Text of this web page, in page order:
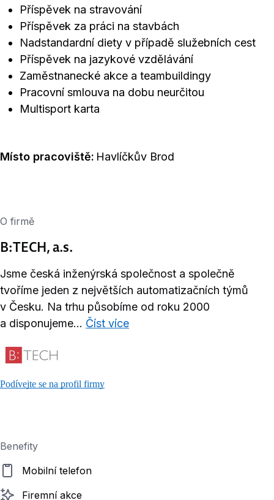
Příspěvek na stravování
Příspěvek za práci na stavbách
Nadstandardní diety v případě služebních cest
Příspěvek na jazykové vzdělávání
Zaměstnanecké akce a teambuildingy
Pracovní smlouva na dobu neurčitou
Multisport karta
Místo pracoviště: Havlíčkův Brod
O firmě
B:TECH, a.s.
Jsme česká inženýrská společnost a společně
tvoříme jeden z největších automatizačních týmů
v Česku. Na trhu působíme od roku 2000
a disponujeme... Číst více
Podívejte se na profil firmy
Benefity
Mobilní telefon
Firemní akce